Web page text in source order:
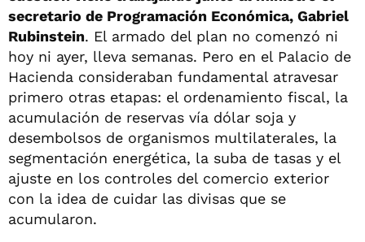
secretario de Programación Económica, Gabriel
Rubinstein. El armado del plan no comenzó ni
hoy ni ayer, lleva semanas. Pero en el Palacio de
Hacienda consideraban fundamental atravesar
primero otras etapas: el ordenamiento fiscal, la
acumulación de reservas vía dólar soja y
desembolsos de organismos multilaterales, la
segmentación energética, la suba de tasas y el
ajuste en los controles del comercio exterior
con la idea de cuidar las divisas que se
acumularon.